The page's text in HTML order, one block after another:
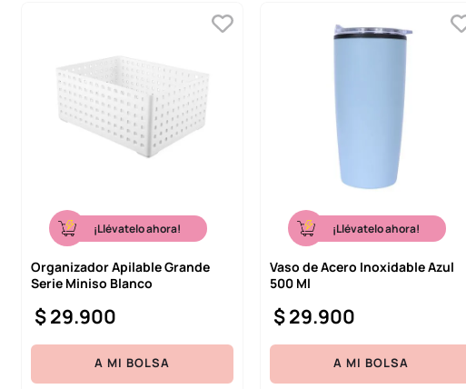
¡Llévatelo ahora!
Organizador Apilable Grande
Serie Miniso Blanco
$29.900
A MI BOLSA
¡Llévatelo ahora!
Vaso de Acero Inoxidable Azul
500 Ml
$29.900
A MI BOLSA